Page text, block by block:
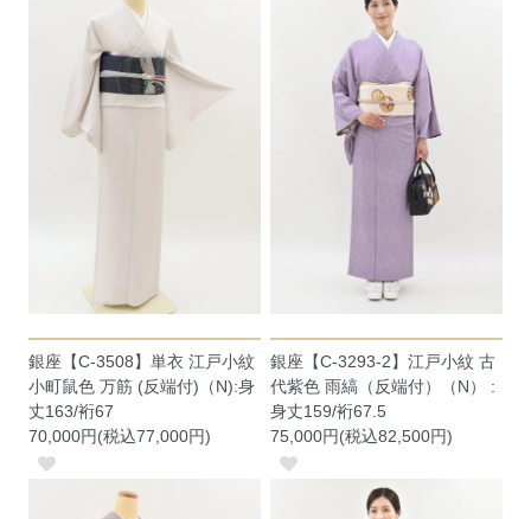
銀座【C-3508】単衣 江戸小紋
小町鼠色 万筋 (反端付)（N):身
丈163/裄67
70,000円(税込77,000円)
銀座【C-3293-2】江戸小紋 古
代紫色 雨縞（反端付）（N） :
身丈159/裄67.5
75,000円(税込82,500円)